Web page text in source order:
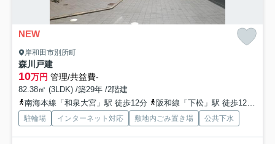
NEW
岸和田市別所町
森川戸建
10万円 管理/共益費-
82.38㎡ (3LDK) /築29年 /2階建
南海本線「和泉大宮」駅 徒歩12分
阪和線「下松」駅 徒歩12分
駐輪場 インターネット対応 敷地内ごみ置き場 公共下水